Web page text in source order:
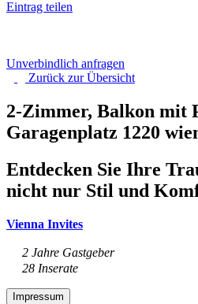
Eintrag teilen
Unverbindlich anfragen
Zurück zurÜbersicht
2-Zimmer, Balkon mit
Garagenplatz 1220
Entdecken Sie Ihre
nicht nur Stil und
Vienna Invites
2 Jahre Gastgeber
28 Inserate
Impressum